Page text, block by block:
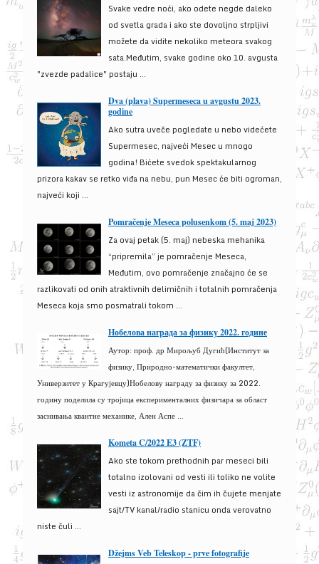
Svake vedre noći, ako odete negde daleko
od svetla grada i ako ste dovoljno strpljivi
možete da vidite nekoliko meteora svakog
sata.Međutim, svake godine oko 10. avgusta
"zvezde padalice" postaju ...
Dva (plava) Supermeseca u avgustu 2023.
godine
Ako sutra uveče pogledate u nebo videćete
Supermesec, najveći Mesec u mnogo
godina! Bićete svedok spektakularnog
prizora kakav se retko viđa na nebu, pun Mesec će biti ogroman,
najveći koji ...
Pomračenje Meseca polusenkom (5. maj 2023)
Za ovaj petak (5. maj) nebeska mehanika
“pripremila” je pomračenje Meseca,
Međutim, ovo pomračenje značajno će se
razlikovati od onih atraktivnih delimičnih i totalnih pomračenja
Meseca koja smo posmatrali tokom ...
Нобелова награда за физику 2022. године
Аутор: проф. др Мирољуб Дугић(Институт за
физику, Природно-математички факултет,
Универзитет у Крагујевцу)Нобелову награду за физику за 2022.
годину поделила су тројица експерименталних физичара за област
заснивања квантне механике, Ален Аспе ...
Kometa C/2022 E3 (ZTF)
Ako ste tokom prethodnih par meseci bili
totalno izolovani od vesti ili toliko ne volite
vesti iz astronomije da čim ih čujete menjate
sajt/TV kanal/radio stanicu onda verovatno
niste čuli ...
Džejms Veb Teleskop - prve fotografije